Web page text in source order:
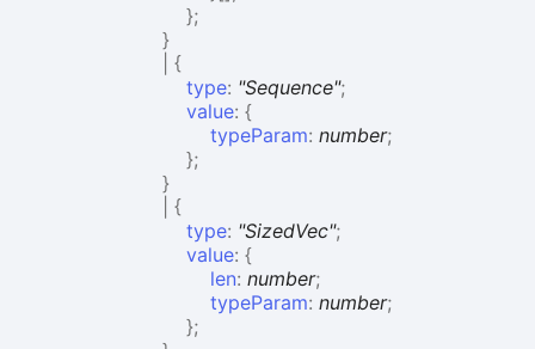
};
}
{
type: "Sequence";
value: {
typeParam: number;
};
}
{
type: "SizedVec";
value: {
len: number;
typeParam: number;
};